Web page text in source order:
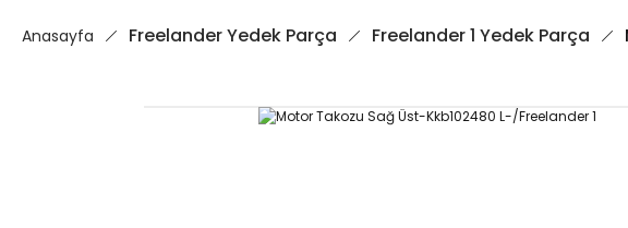
Anasayfa Freelander Yedek Parça Freelander 1 Yedek Parça